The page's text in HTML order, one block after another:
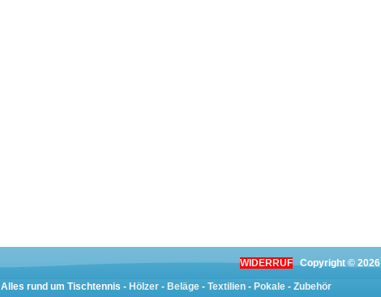
WIDERRUFCopyright © 2026
Alles rund um Tischtennis - Hölzer - Beläge - Textilien - Pokale - Zubehör